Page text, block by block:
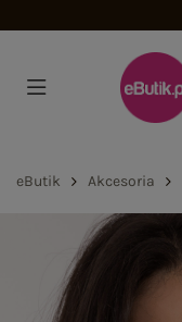
eButik Akcesoria